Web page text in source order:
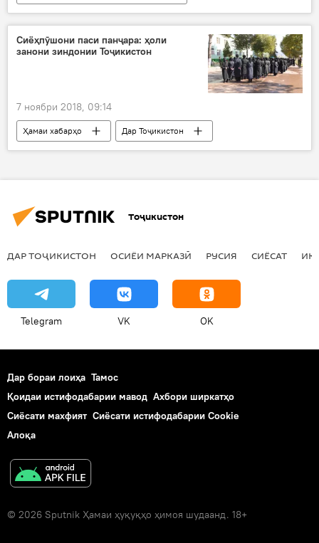
Сиёҳпӯшони паси панҷара: ҳоли
занони зиндонии Тоҷикистон
7 ноябри 2018, 09:14
Ҳамаи хабарҳо
Дар Тоҷикистон
Тасвирбаён
зиндон
Норак
Тоҷикистон
ДАР ТОҶИКИСТОН ОСИЁИ МАРКАЗӢ РУСИЯ СИЁСАТ
Telegram VK OK
Дар бораи лоиҳа Тамос
Қоидаи истифодабарии мавод Ахбори ширкатҳо
Сиёсати махфият Сиёсати истифодабарии Cookie
Алоқа
© 2026 Sputnik Ҳамаи ҳуқуқҳо ҳимоя шудаанд. 18+